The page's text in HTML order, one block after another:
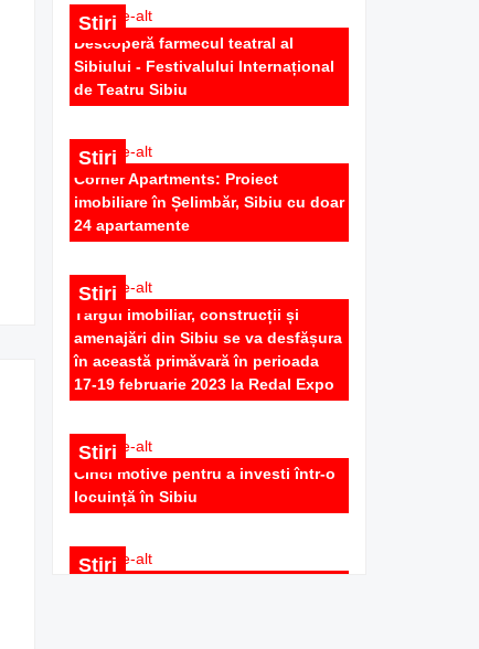
400 EUR
Apartament 3 camere utilat de LUX ,
nou , balcon , birou , zona Selimbar
500 EUR
Apartament Golden: Nou, mobilat și
utilat în Șelimbăr
380 EUR
Stiri
Descoperă farmecul teatral al
Sibiului - Festivalului Internațional
de Teatru Sibiu
Stiri
Corner Apartments: Proiect
imobiliare în Șelimbăr, Sibiu cu doar
24 apartamente
Stiri
Târgul imobiliar, construcții și
amenajări din Sibiu se va desfășura
în această primăvară în perioada
17-19 februarie 2023 la Redal Expo
Stiri
Cinci motive pentru a investi într-o
locuință în Sibiu
Stiri